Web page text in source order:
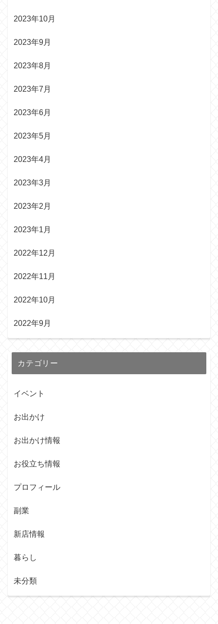
2023年10月
2023年9月
2023年8月
2023年7月
2023年6月
2023年5月
2023年4月
2023年3月
2023年2月
2023年1月
2022年12月
2022年11月
2022年10月
2022年9月
カテゴリー
イベント
お出かけ
お出かけ情報
お役立ち情報
プロフィール
副業
新店情報
暮らし
未分類